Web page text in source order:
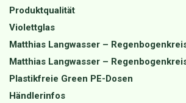
Produktqualität
Violettglas
Matthias Langwasser –
Matthias Langwasser –
Plastikfreie Green PE-Dosen
Händlerinfos